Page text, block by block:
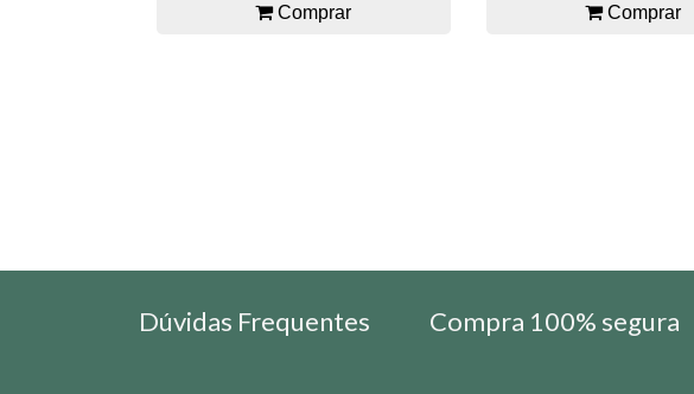
Comprar Comprar
Dúvidas Frequentes Compra 100% segura